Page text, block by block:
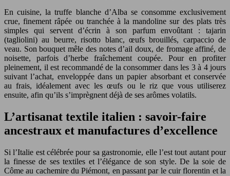
En cuisine, la truffe blanche d’Alba se consomme exclusivement
crue, finement râpée ou tranchée à la mandoline sur des plats très
simples qui servent d’écrin à son parfum envoûtant : tajarin
(tagliolini) au beurre, risotto blanc, œufs brouillés, carpaccio de
veau. Son bouquet mêle des notes d’ail doux, de fromage affiné, de
noisette, parfois d’herbe fraîchement coupée. Pour en profiter
pleinement, il est recommandé de la consommer dans les 3 à 4 jours
suivant l’achat, enveloppée dans un papier absorbant et conservée
au frais, idéalement avec les œufs ou le riz que vous utiliserez
ensuite, afin qu’ils s’imprègnent déjà de ses arômes volatils.
L’artisanat textile italien : savoir-faire
ancestraux et manufactures d’excellence
Si l’Italie est célébrée pour sa gastronomie, elle l’est tout autant pour
la finesse de ses textiles et l’élégance de son style. De la soie de
Côme au cachemire du Piémont, en passant par le cuir florentin et la